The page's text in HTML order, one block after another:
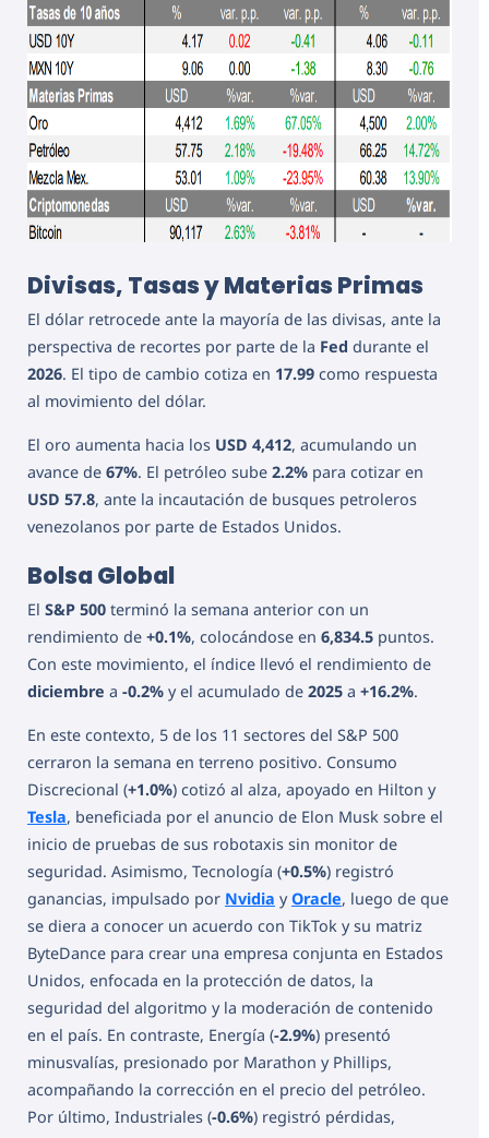
Divisas, Tasas y Materias Primas
El dólar retrocede ante la mayoría de las divisas, ante la
perspectiva de recortes por parte de la Fed durante el
2026. El tipo de cambio cotiza en 17.99 como respuesta
al movimiento del dólar.
El oro aumenta hacia los USD 4,412, acumulando un
avance de 67%. El petróleo sube 2.2% para cotizar en
USD 57.8, ante la incautación de busques petroleros
venezolanos por parte de Estados Unidos.
Bolsa Global
El S&P 500 terminó la semana anterior con un
rendimiento de +0.1%, colocándose en 6,834.5 puntos.
Con este movimiento, el índice llevó el rendimiento de
diciembre a -0.2% y el acumulado de 2025 a +16.2%.
En este contexto, 5 de los 11 sectores del S&P 500
cerraron la semana en terreno positivo. Consumo
Discrecional (+1.0%) cotizó al alza, apoyado en Hilton y
Tesla, beneficiada por el anuncio de Elon Musk sobre el
inicio de pruebas de sus robotaxis sin monitor de
seguridad. Asimismo, Tecnología (+0.5%) registró
ganancias, impulsado por Nvidia yOracle, luego de que
se diera a conocer un acuerdo con TikTok y su matriz
ByteDance para crear una empresa conjunta en Estados
Unidos, enfocada en la protección de datos, la
seguridad del algoritmo y la moderación de contenido
en el país. En contraste, Energía (-2.9%) presentó
minusvalías, presionado por Marathon y Phillips,
acompañando la corrección en el precio del petróleo.
Por último, Industriales (-0.6%) registró pérdidas,